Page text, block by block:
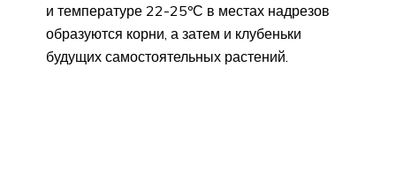
и температуре 22-25ºС в местах надрезов
образуются корни, а затем и клубеньки
будущих самостоятельных растений.